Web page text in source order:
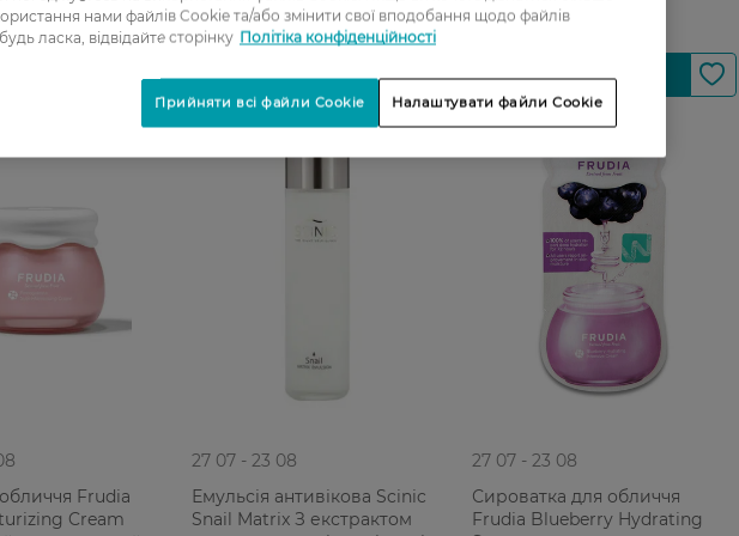
Frudia
Cream
27 07 - 23 08
Емульсія антивікова Scinic
Snail Matrix З екстрактом
27 07 - 23 08
Сироватка для обличчя
Frudia Blueberry Hydrating
нами файлів Cookie та/або змінити свої вподобання щодо файлів
ласка, відвідайте сторінку Політіка конфіденційності
Налаштувати файли Cookie
Прийняти всі файли Cookie